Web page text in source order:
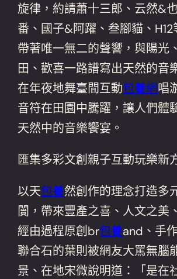
旋律，約請蕭十三郎、云然&
番、國子&阿躍、叁腳貓、
帶著唯一無二的聲響，與陽光
田、歡喜一路譜寫出天然的音
在年夜地舞臺間互動包養網唱
音符在田園中騰躍，讓人們體
天然中的音樂饗宴。
匯集多彩文創親子互動玩樂新
以天包養然創作的理念打造多
闠，帶來豐產之喜、人文之美
經由過程原創br包養and、手
聯合石的葉則被網友大罵無腦
景、在地宋微說明道：「是在